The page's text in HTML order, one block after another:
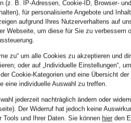
(z. B. IP-Adressen, Cookie-ID, Browser-
für personalisierte Angebote und
aufgrund Ihres Nutzerverhaltens auf
Webseite, um diese für Sie zu verbessern
zu“ um alle Cookies zu akzeptieren und
oder auf „Individuelle Einstellungen“,
Cookie-Kategorien und eine Übersicht
eine individuelle Auswahl zu treffen.
jederzeit nachträglich ändern oder
Der Widerruf hat jedoch keine
Tools und Ihrer Daten. Sie können hier den